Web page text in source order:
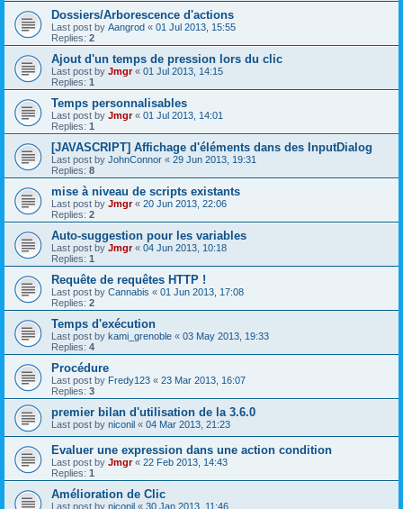
Dossiers/Arborescence d'actions
Last post by Aangrod « 01 Jul 2013, 15:55
Replies: 2
Ajout d'un temps de pression lors du clic
Last post by Jmgr« 01 Jul 2013, 14:15
Replies: 1
Temps personnalisables
Last post by Jmgr« 01 Jul 2013, 14:01
Replies: 1
[JAVASCRIPT] Affichage d'éléments dans des InputDialog
Last post by JohnConnor « 29 Jun 2013, 19:31
Replies: 8
mise à niveau de scripts existants
Last post by Jmgr« 20 Jun 2013, 22:06
Replies: 2
Auto-suggestion pour les variables
Last post by Jmgr« 04 Jun 2013, 10:18
Replies: 1
Requête de requêtes HTTP !
Last post by Cannabis « 01 Jun 2013, 17:08
Replies: 2
Temps d'exécution
Last post by kami_grenoble « 03 May 2013, 19:33
Replies: 4
Procédure
Last post by Fredy123 « 23 Mar 2013, 16:07
Replies: 3
premier bilan d'utilisation de la 3.6.0
Last post by niconil « 04 Mar 2013, 21:23
Evaluer une expression dans une action condition
Last post by Jmgr« 22 Feb 2013, 14:43
Replies: 1
Amélioration de Clic
Last post by niconil « 30 Jan 2013, 11:46